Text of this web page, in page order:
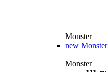
Monster
new Monster
Monster